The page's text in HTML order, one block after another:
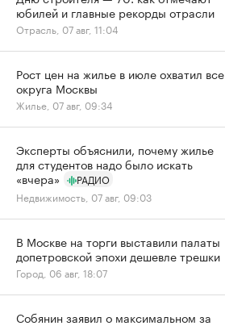
юбилей и главные рекорды отрасли
Отрасль, 07 авг, 11:04
Рост цен на жилье в июле охватил все
округа Москвы
Жилье, 07 авг, 09:34
Эксперты объяснили, почему жилье
для студентов надо было искать
«вчера»
РАДИО
Недвижимость, 07 авг, 09:03
В Москве на торги выставили палаты
допетровской эпохи дешевле трешки
Город, 06 авг, 18:07
Собянин заявил о максимальном за